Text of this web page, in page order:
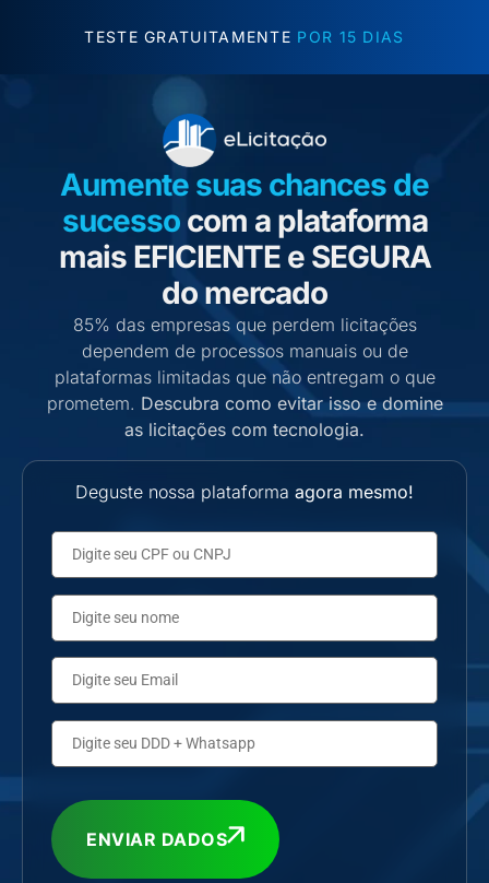
TESTE GRATUITAMENTE POR 15 DIAS
Aumente suas chances de
sucessocom a plataforma
mais EFICIENTE e SEGURA
do mercado
85% das empresas que perdem licitações
dependem de processos manuais ou de
plataformas limitadas que não entregam o que
prometem. Descubra como evitar isso e domine
as licitações com tecnologia.
Deguste nossa plataforma agora mesmo!